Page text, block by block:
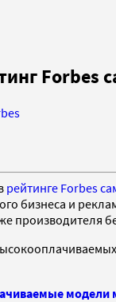
Forbes
рейтинге Forbes
бизнеса и
производителя
модели